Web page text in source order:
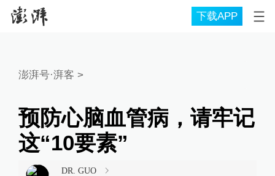
下载APP
澎湃号·湃客 >
预防心脑血管病，请牢记
这“10要素”
DR. GUO